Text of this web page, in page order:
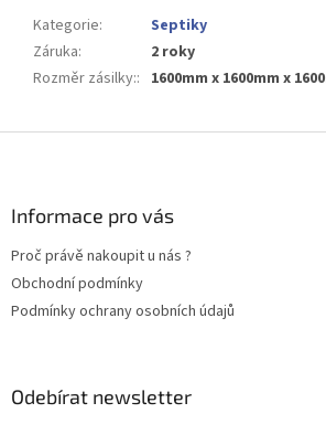
Kategorie:
Septiky
Záruka:
2 roky
Rozměr zásilky:: 1600mm x 1600mm x
Informace pro vás
Proč právě nakoupit u nás ?
Obchodní podmínky
Podmínky ochrany osobních údajů
Odebírat newsletter